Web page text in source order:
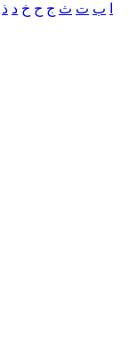
ب ت ث ج ح خ د ذ